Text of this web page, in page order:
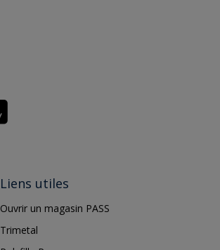
Liens utiles
Ouvrir un magasin PASS
Trimetal